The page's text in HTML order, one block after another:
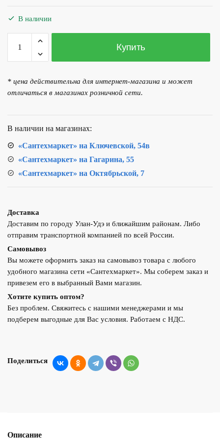
639.00 р..
В наличии
Количество
товара
Клапан
1/2
Valtec
с
манометром
Купить
* цена действительна для интернет-магазина и может
отличаться в магазинах розничной сети.
В наличии на магазинах:
«Сантехмаркет» на Ключевской, 54в
«Сантехмаркет» на Гагарина, 55
«Сантехмаркет» на Октябрьской, 7
Доставка
Доставим по городу Улан-Удэ и ближайшим районам. Либо
отправим транспортной компанией по всей России.
Самовывоз
Вы можете оформить заказ на самовывоз товара с любого
удобного магазина сети «Сантехмаркет». Мы соберем заказ и
привезем его в выбранный Вами магазин.
Хотите купить оптом?
Без проблем. Свяжитесь с нашими менеджерами и мы
подберем выгодные для Вас условия. Работаем с НДС.
Поделиться
Описание